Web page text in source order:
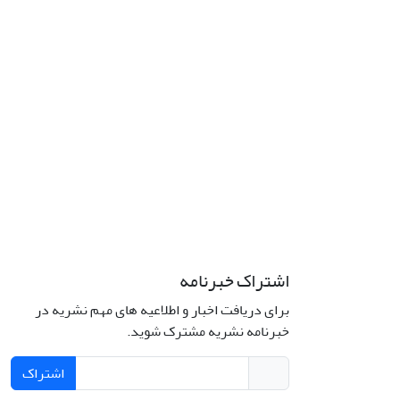
اشتراک خبرنامه
برای دریافت اخبار و اطلاعیه های مهم نشریه در
خبرنامه نشریه مشترک شوید.
اشتراک